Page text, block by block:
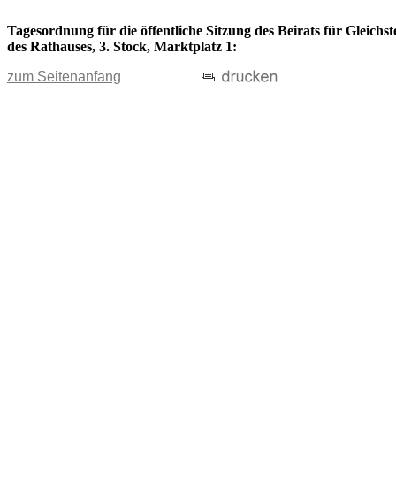
Tagesordnung für die öffentliche Sitzung des Beirats für
des Rathauses, 3. Stock, Marktplatz 1:
zum Seitenanfang